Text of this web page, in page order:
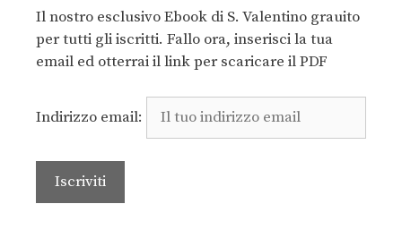
Il nostro esclusivo Ebook di S. Valentino grauito
per tutti gli iscritti. Fallo ora, inserisci la tua
email ed otterrai il link per scaricare il PDF
Indirizzo email: